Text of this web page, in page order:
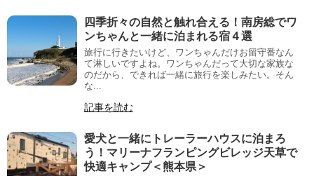
四季折々の自然と触れ合える！南房総でワ
ンちゃんと一緒に泊まれる宿４選
旅行に行きたいけど、ワンちゃんだけお留守番なん
て淋しいですよね。ワンちゃんだって大切な家族な
のだから、できれば一緒に旅行を楽しみたい。そん
な...
記事を読む
愛犬と一緒にトレーラーハウスに泊まろ
う！マリーナフランピングビレッジ天草で
快適キャンプ＜熊本県＞